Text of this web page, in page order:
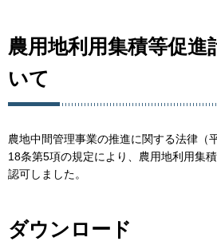
農用地利用集積等促進
いて
農地中間管理事業の推進に関する法律（
18条第5項の規定により、農用地利用集
認可しました。
ダウンロード